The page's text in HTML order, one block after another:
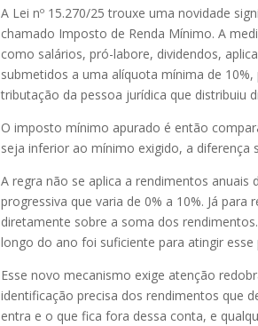
A Lei nº 15.270/25 trouxe uma novidade
chamado Imposto de Renda Mínimo. A
como salários, pró-labore, dividendos,
submetidos a uma alíquota mínima de
tributação da pessoa jurídica que distribuiu
O imposto mínimo apurado é então
seja inferior ao mínimo exigido, a diferença
A regra não se aplica a rendimentos anuais
progressiva que varia de 0% a 10%. Já
diretamente sobre a soma dos
longo do ano foi suficiente para atingir
Esse novo mecanismo exige atenção
identificação precisa dos rendimentos que
entra e o que fica fora dessa conta, e